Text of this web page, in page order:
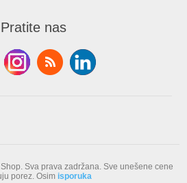
Pratite nas
Sva prava zadržana. Sve unešene cene
porez. Osim isporuka